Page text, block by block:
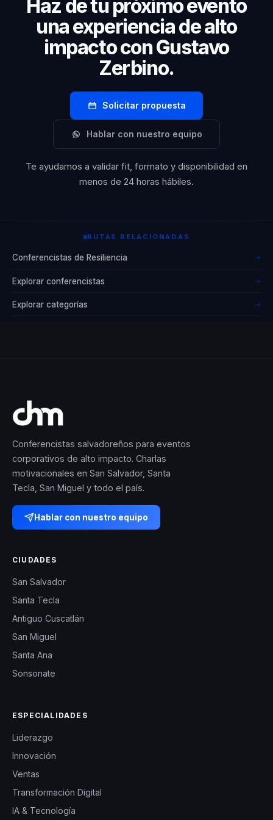
Haz de tu próximo evento
una experiencia de alto
impacto con Gustavo
Zerbino.
Solicitar propuesta
Hablar con nuestro equipo
Te ayudamos a validar fit, formato y disponibilidad en
menos de 24 horas hábiles.
RUTAS RELACIONADAS
Conferencistas de Resiliencia →
Explorar conferencistas →
Explorar categorías →
Conferencistas salvadoreños para eventos
corporativos de alto impacto. Charlas
motivacionales en San Salvador, Santa
Tecla, San Miguel y todo el país.
Hablar con nuestro equipo
CIUDADES
San Salvador
Santa Tecla
Antiguo Cuscatlán
San Miguel
Santa Ana
Sonsonate
ESPECIALIDADES
Liderazgo
Innovación
Ventas
Transformación Digital
IA & Tecnología